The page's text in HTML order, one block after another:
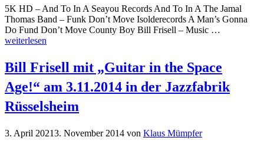
5K HD – And To In A Seayou Records And To In A The Jamal
Thomas Band – Funk Don’t Move Isolderecords A Man’s Gonna
Do Fund Don’t Move County Boy Bill Frisell – Music …
weiterlesen
Bill Frisell mit „Guitar in the Space
Age!“ am 3.11.2014 in der Jazzfabrik
Rüsselsheim
3. April 20213. November 2014 von Klaus Mümpfer